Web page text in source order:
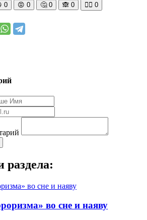
0 😡 0 🤔 0 🙈 0 🧘‍♀️ 0
раздела:
во сне и наяву